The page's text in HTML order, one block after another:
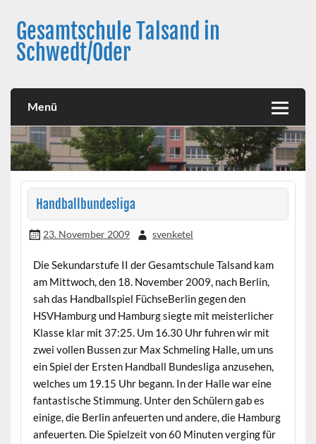
contentGesamtschule Talsand in
Schwedt/Oder
Menü
Handballbundesliga
23. November 2009 svenketel
Die Sekundarstufe II der Gesamtschule Talsand kam
am Mittwoch, den 18. November 2009, nach Berlin,
sah das Handballspiel FüchseBerlin gegen den
HSVHamburg und Hamburg siegte mit meisterlicher
Klasse klar mit 37:25. Um 16.30 Uhr fuhren wir mit
zwei vollen Bussen zur Max Schmeling Halle, um uns
ein Spiel der Ersten Handball Bundesliga anzusehen,
welches um 19.15 Uhr begann. In der Halle war eine
fantastische Stimmung. Unter den Schülern gab es
einige, die Berlin anfeuerten und andere, die Hamburg
anfeuerten. Die Spielzeit von 60 Minuten verging für